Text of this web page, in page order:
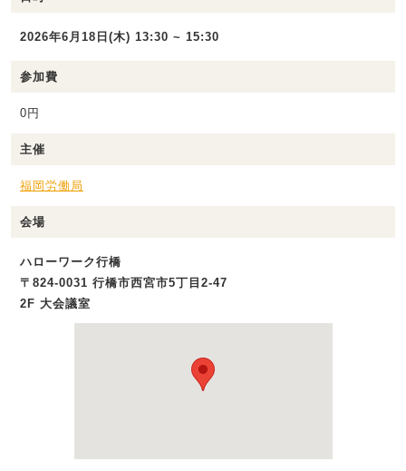
2026年6月18日(木) 13:30 ~ 15:30
参加費
0円
主催
福岡労働局
会場
ハローワーク行橋
〒824-0031 行橋市西宮市5丁目2-47
2F 大会議室